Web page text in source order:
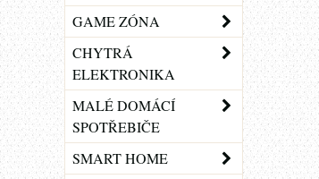
GAME ZÓNA
CHYTRÁ
ELEKTRONIKA
MALÉ DOMÁCÍ
SPOTŘEBIČE
SMART HOME